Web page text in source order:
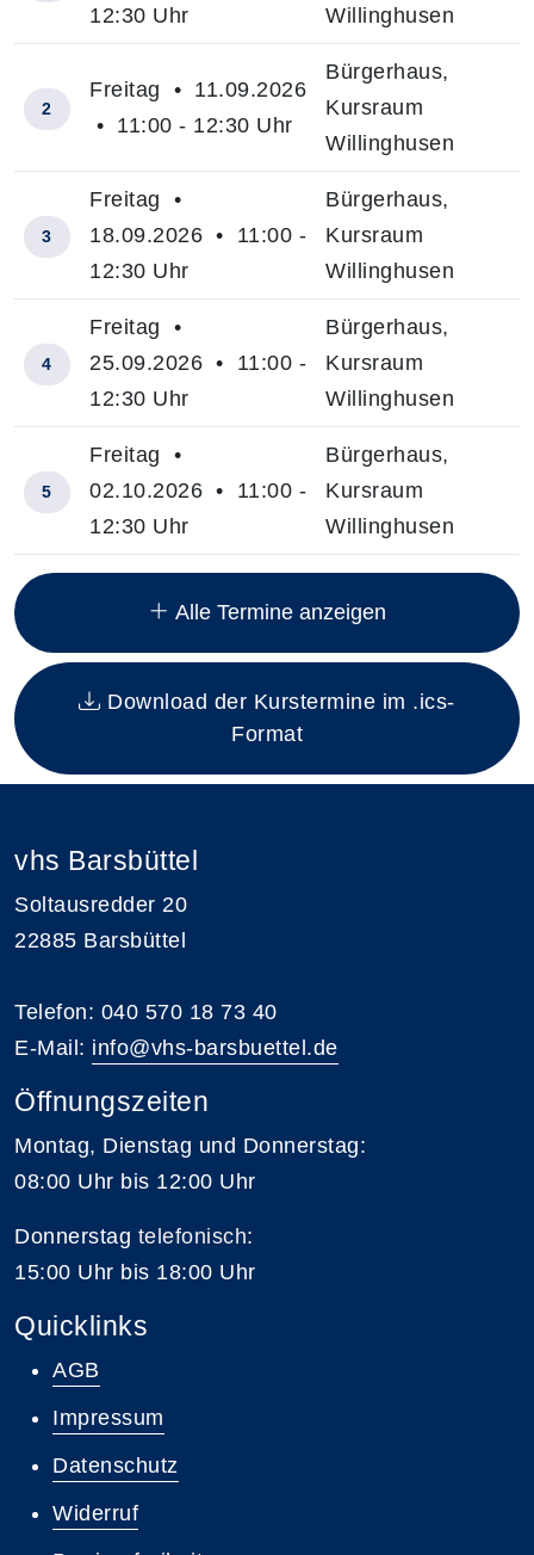
Insgesamt gibt es 12 Termine zum diesen Kurs
12:30 Uhr
Willinghusen
2
Freitag • 11.09.2026
• 11:00 - 12:30 Uhr
Bürgerhaus,
Kursraum
Willinghusen
3
Freitag •
18.09.2026 • 11:00 -
12:30 Uhr
Bürgerhaus,
Kursraum
Willinghusen
4
Freitag •
25.09.2026 • 11:00 -
12:30 Uhr
Bürgerhaus,
Kursraum
Willinghusen
5
Freitag •
02.10.2026 • 11:00 -
12:30 Uhr
Bürgerhaus,
Kursraum
Willinghusen
Alle Termine anzeigen
Download der Kurstermine im .ics-
Format
vhs Barsbüttel
Soltausredder 20
22885 Barsbüttel
Telefon: 040 570 18 73 40
E-Mail: info@vhs-barsbuettel.de
Öffnungszeiten
Montag, Dienstag und Donnerstag:
08:00 Uhr bis 12:00 Uhr
Donnerstag telefonisch:
15:00 Uhr bis 18:00 Uhr
Quicklinks
AGB
Impressum
Datenschutz
Widerruf